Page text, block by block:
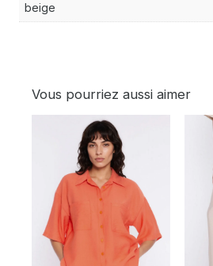
beige
Vous pourriez aussi aimer